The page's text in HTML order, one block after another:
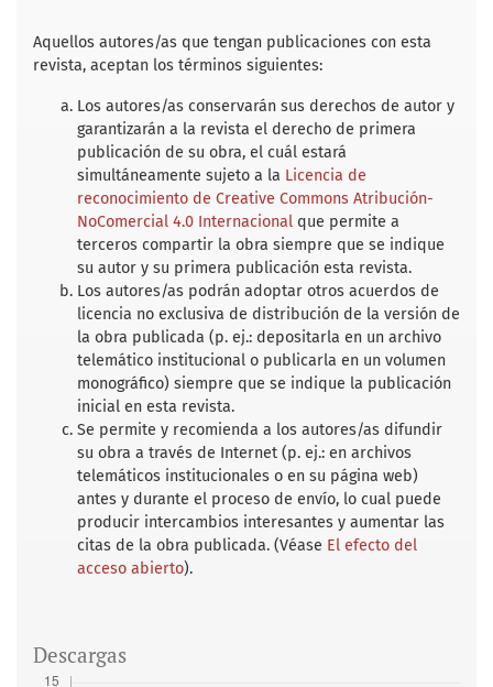
b
o
o
t
e
r
l
s
A
p
e
Aquellos autores/as que tengan publicaciones con esta
revista, aceptan los términos siguientes:
Los autores/as conservarán sus derechos de autor y
garantizarán a la revista el derecho de primera
publicación de su obra, el cuál estará
simultáneamente sujeto a la Licencia de
reconocimiento de Creative Commons Atribución-
NoComercial 4.0 Internacional que permite a
terceros compartir la obra siempre que se indique
su autor y su primera publicación esta revista.
Los autores/as podrán adoptar otros acuerdos de
licencia no exclusiva de distribución de la versión de
la obra publicada (p. ej.: depositarla en un archivo
telemático institucional o publicarla en un volumen
monográfico) siempre que se indique la publicación
inicial en esta revista.
Se permite y recomienda a los autores/as difundir
su obra a través de Internet (p. ej.: en archivos
telemáticos institucionales o en su página web)
antes y durante el proceso de envío, lo cual puede
producir intercambios interesantes y aumentar las
citas de la obra publicada. (Véase El efecto del
acceso abierto).
Descargas